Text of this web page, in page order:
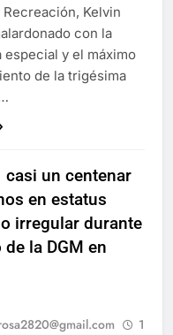
Kelvin
con la
especial y el máximo
de la trigésima
casi un centenar
en estatus
irregular durante
la DGM en
1